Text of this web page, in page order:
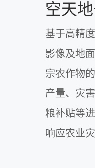
空天
基于高精
影像及地
宗农作物
产量、灾
粮补贴等
响应农业